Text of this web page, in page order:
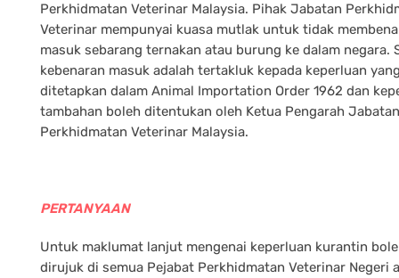
Perkhidmatan Veterinar Malaysia. Pihak Jabatan
Veterinar mempunyai kuasa mutlak untuk tidak
masuk sebarang ternakan atau burung ke dalam negara.
kebenaran masuk adalah tertakluk kepada keperluan
ditetapkan dalam Animal Importation Order 1962 dan
tambahan boleh ditentukan oleh Ketua Pengarah Jabatan
Perkhidmatan Veterinar Malaysia.
PERTANYAAN
Untuk maklumat lanjut mengenai keperluan kurantin
dirujuk di semua Pejabat Perkhidmatan Veterinar Negeri